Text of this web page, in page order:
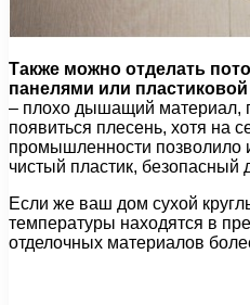
Также можно отделать
панелями или пластиковой
– плохо дышащий материал,
появиться плесень, хотя на
промышленности позволило
чистый пластик,
Если же ваш дом сухой
температуры находятся в
отделочных материалов